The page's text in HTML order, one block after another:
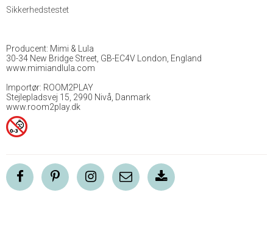
Sikkerhedstestet
Producent: Mimi & Lula
30-34 New Bridge Street, GB-EC4V London, England
www.mimiandlula.com
Importør: ROOM2PLAY
Stejlepladsvej 15, 2990 Nivå, Danmark
www.room2play.dk